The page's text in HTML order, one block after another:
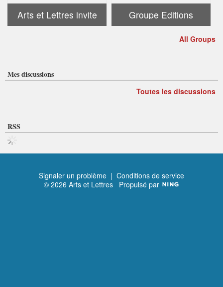
Arts et Lettres invite Groupe Editions
All Groups
Mes discussions
Toutes les discussions
RSS
Signaler un problème | Conditions de service
© 2026 Arts et Lettres Propulsé par